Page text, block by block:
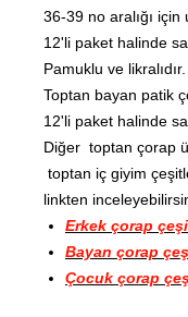
36-39 no aralığı için
12'li paket halinde
Pamuklu ve
Toptan bayan patik
12'li paket halinde
Diğer toptan çorap
toptan iç giyim
linkten
Erkek çorap
Bayan çorap
Çocuk çorap